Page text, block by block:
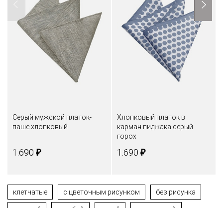
Серый мужской платок-
паше хлопковый
1.690 ₽
Хлопковый платок в
карман пиджака серый
горох
1.690 ₽
клетчатые с цветочным рисунком без рисунка